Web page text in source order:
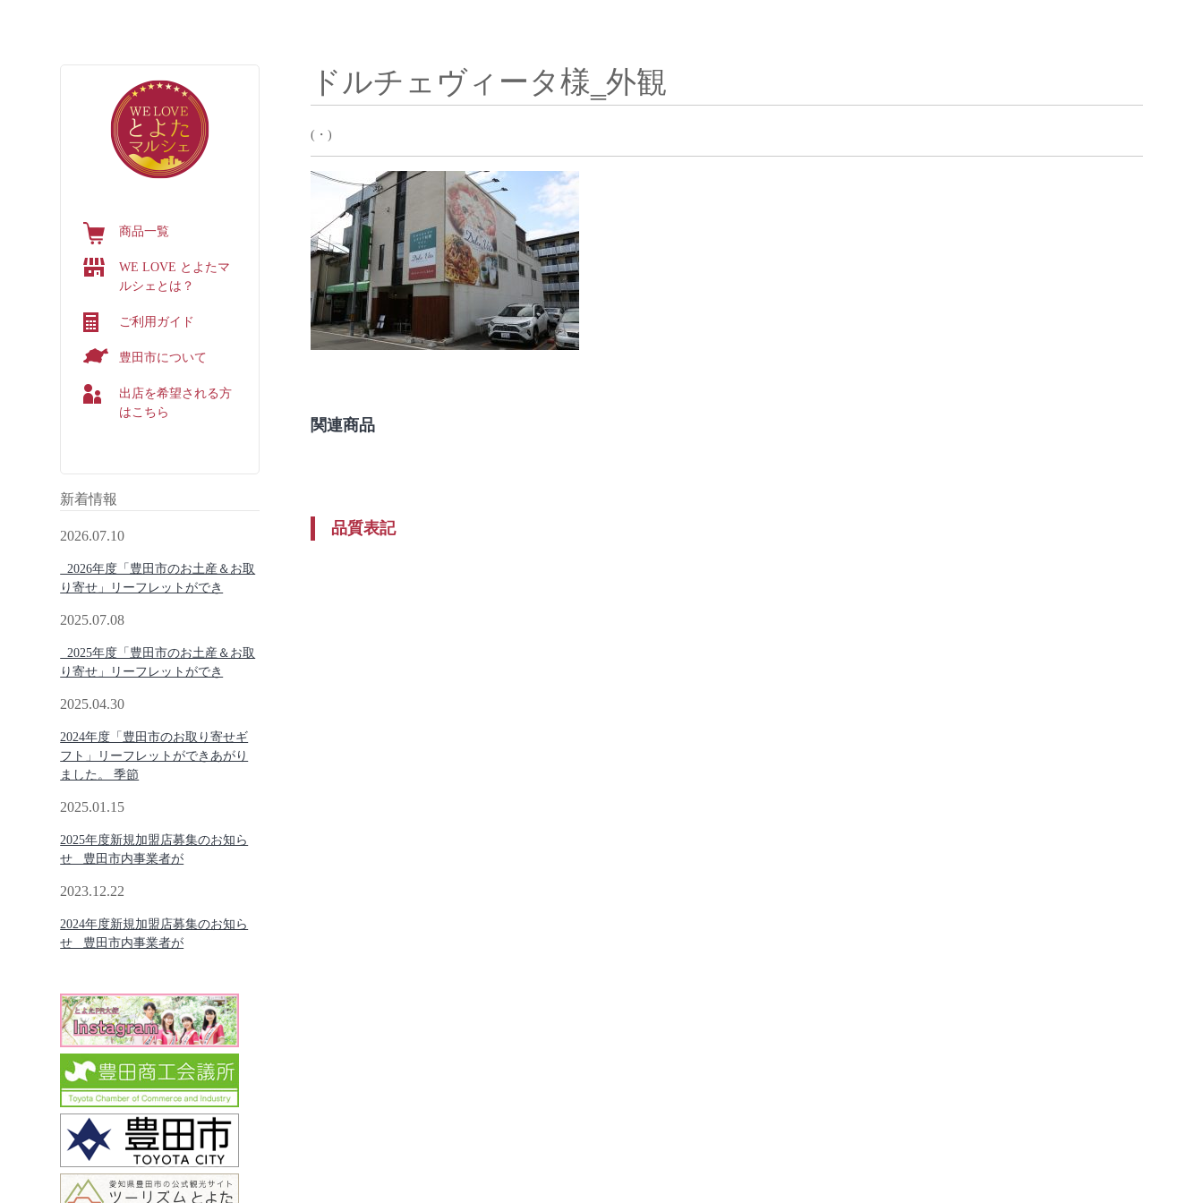
商品一覧
WE LOVE とよたマ
ルシェとは？
ご利用ガイド
豊田市について
出店を希望される方
はこちら
新着情報
2026.07.10
2026年度「豊田市のお土産＆お取
り寄せ」リーフレットができ
2025.07.08
2025年度「豊田市のお土産＆お取
り寄せ」リーフレットができ
2025.04.30
2024年度「豊田市のお取り寄せギ
フト」リーフレットができあがり
ました。 季節
2025.01.15
2025年度新規加盟店募集のお知ら
せ 豊田市内事業者が
2023.12.22
2024年度新規加盟店募集のお知ら
せ 豊田市内事業者が
ドルチェヴィータ様‗外観
(・)
関連商品
品質表記